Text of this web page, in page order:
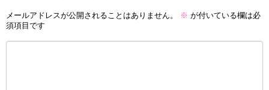
メールアドレスが公開されることはありません。 ※ が付いている欄は必
須項目です